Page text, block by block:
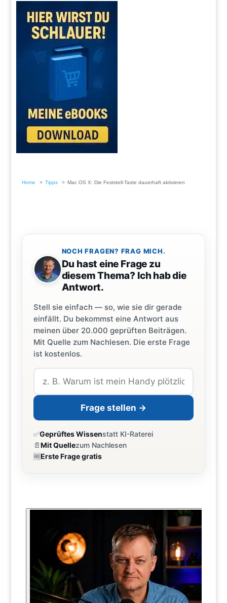
Home Tipps Mac OS X: Die Feststell-Taste dauerhaft aktivieren
NOCH FRAGEN? FRAG MICH.
Du hast eine Frage zu
diesem Thema? Ich hab die
Antwort.
Stell sie einfach — so, wie sie dir gerade
einfällt. Du bekommst eine Antwort aus
meinen über 20.000 geprüften Beiträgen.
Mit Quelle zum Nachlesen. Die erste Frage
ist kostenlos.
Frage stellen →
✅Geprüftes Wissenstatt KI-Raterei
📄Mit Quellezum Nachlesen
🆓Erste Frage gratis